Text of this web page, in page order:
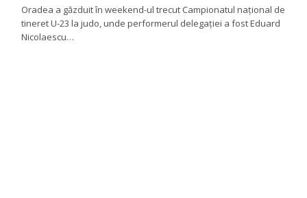
Oradea a găzduit în weekend-ul trecut Campionatul național de
tineret U-23 la judo, unde performerul delegației a fost Eduard
Nicolaescu…